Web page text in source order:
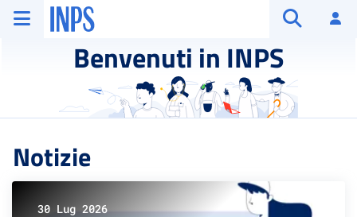
Vai al menu principale
Vai al contenuto principale
Vai al pie' di pagina
INPS ()
Benvenuti in INPS
Notizie
30 Lug 2026